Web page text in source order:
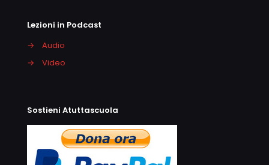
Lezioni in Podcast
→
Audio
→
Video
Sostieni Atuttascuola